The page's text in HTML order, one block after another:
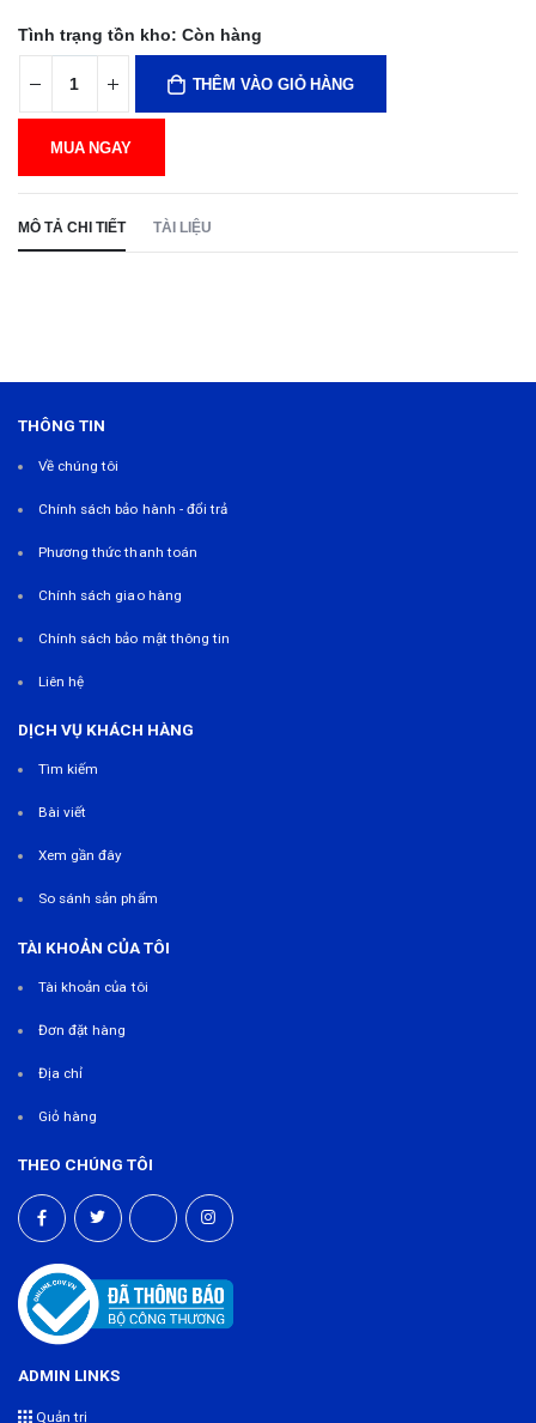
Tình trạng tồn kho: Còn hàng
THÊM VÀO GIỎ HÀNG
MUA NGAY
MÔ TẢ CHI TIẾT TÀI LIỆU
THÔNG TIN
Về chúng tôi
Chính sách bảo hành - đổi trả
Phương thức thanh toán
Chính sách giao hàng
Chính sách bảo mật thông tin
Liên hệ
DỊCH VỤ KHÁCH HÀNG
Tìm kiếm
Bài viết
Xem gần đây
So sánh sản phẩm
TÀI KHOẢN CỦA TÔI
Tài khoản của tôi
Đơn đặt hàng
Địa chỉ
Giỏ hàng
THEO CHÚNG TÔI
ADMIN LINKS
Quản trị